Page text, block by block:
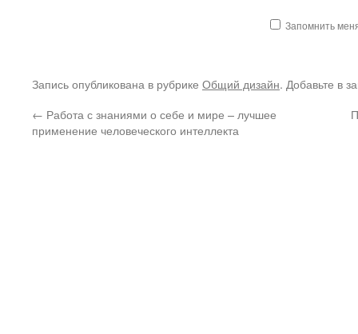
Запомнить
Запись опубликована в рубрике Общий дизайн. Добавьте в
← Работа с знаниями о себе и мире – лучшее
применение человеческого интеллекта